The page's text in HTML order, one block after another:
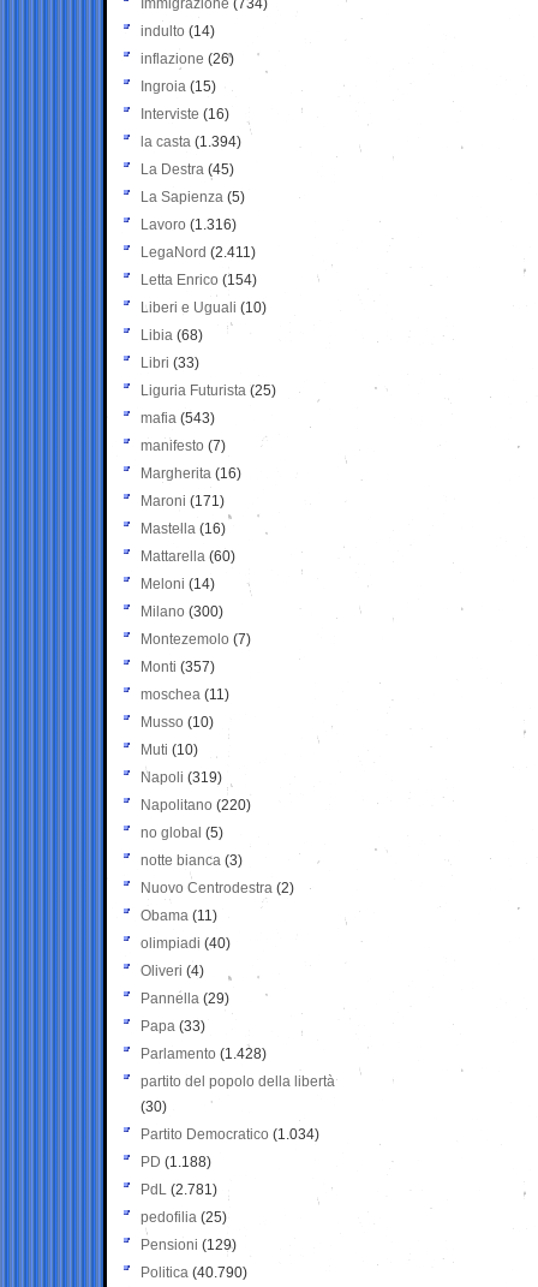
Immigrazione (734)
indulto (14)
inflazione (26)
Ingroia (15)
Interviste (16)
la casta (1.394)
La Destra (45)
La Sapienza (5)
Lavoro (1.316)
LegaNord (2.411)
Letta Enrico (154)
Liberi e Uguali (10)
Libia (68)
Libri (33)
Liguria Futurista (25)
mafia (543)
manifesto (7)
Margherita (16)
Maroni (171)
Mastella (16)
Mattarella (60)
Meloni (14)
Milano (300)
Montezemolo (7)
Monti (357)
moschea (11)
Musso (10)
Muti (10)
Napoli (319)
Napolitano (220)
no global (5)
notte bianca (3)
Nuovo Centrodestra (2)
Obama (11)
olimpiadi (40)
Oliveri (4)
Pannella (29)
Papa (33)
Parlamento (1.428)
partito del popolo della libertà
(30)
Partito Democratico (1.034)
PD (1.188)
PdL (2.781)
pedofilia (25)
Pensioni (129)
Politica (40.790)